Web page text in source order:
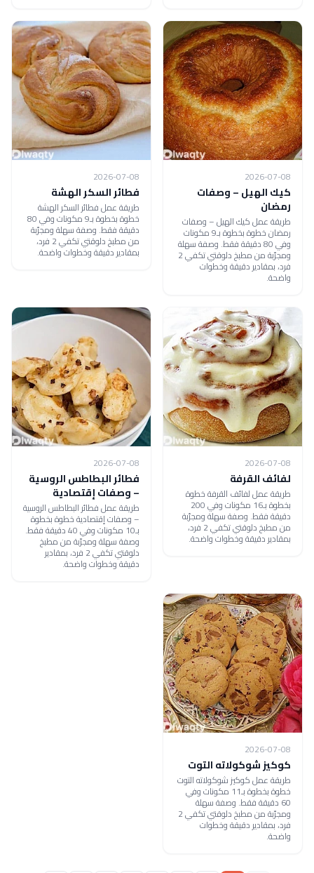
2026-07-08
كيك الهيل – وصفات
رمضان
طريقة عمل كيك الهيل – وصفات
رمضان خطوة بخطوة بـ9 مكونات
وفي 80 دقيقة فقط. وصفة سهلة
ومجرّبة من مطبخ دلوقتي تكفي 2
فرد، بمقادير دقيقة وخطوات
واضحة.
2026-07-08
فطائر السكر الهشة
طريقة عمل فطائر السكر الهشة
خطوة بخطوة بـ9 مكونات وفي 80
دقيقة فقط. وصفة سهلة ومجرّبة
من مطبخ دلوقتي تكفي 2 فرد،
بمقادير دقيقة وخطوات واضحة.
2026-07-08
لفائف القرفة
طريقة عمل لفائف القرفة خطوة
بخطوة بـ16 مكونات وفي 200
دقيقة فقط. وصفة سهلة ومجرّبة
من مطبخ دلوقتي تكفي 2 فرد،
بمقادير دقيقة وخطوات واضحة.
2026-07-08
فطائر البطاطس الروسية
– وصفات إقتصادية
طريقة عمل فطائر البطاطس الروسية
– وصفات إقتصادية خطوة بخطوة
بـ10 مكونات وفي 40 دقيقة فقط.
وصفة سهلة ومجرّبة من مطبخ
دلوقتي تكفي 2 فرد، بمقادير
دقيقة وخطوات واضحة.
2026-07-08
كوكيز شوكولاته التوت
طريقة عمل كوكيز شوكولاته التوت
خطوة بخطوة بـ11 مكونات وفي
60 دقيقة فقط. وصفة سهلة
ومجرّبة من مطبخ دلوقتي تكفي 2
فرد، بمقادير دقيقة وخطوات
واضحة.